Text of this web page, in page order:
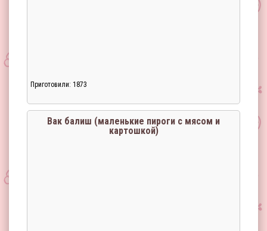
Приготовили: 1873
Вак балиш (маленькие пироги с мясом и
картошкой)